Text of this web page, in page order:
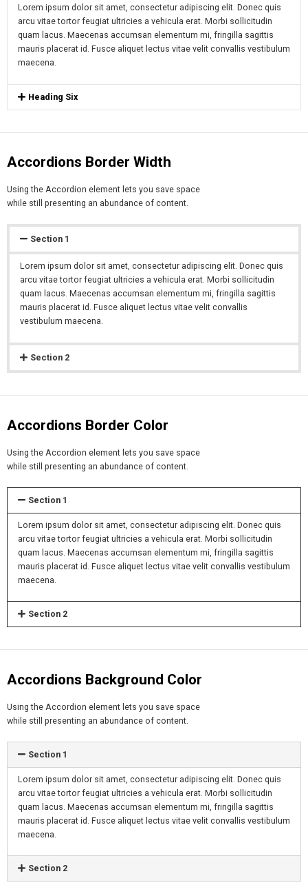
Lorem ipsum dolor sit amet, consectetur adipiscing elit. Donec quis
arcu vitae tortor feugiat ultricies a vehicula erat. Morbi sollicitudin
quam lacus. Maecenas accumsan elementum mi, fringilla sagittis
mauris placerat id. Fusce aliquet lectus vitae velit convallis vestibulum
maecena.
Heading Six
Accordions Border Width
Using the Accordion element lets you save space
while still presenting an abundance of content.
Section 1
Lorem ipsum dolor sit amet, consectetur adipiscing elit. Donec quis
arcu vitae tortor feugiat ultricies a vehicula erat. Morbi sollicitudin
quam lacus. Maecenas accumsan elementum mi, fringilla sagittis
mauris placerat id. Fusce aliquet lectus vitae velit convallis
vestibulum maecena.
Section 2
Accordions Border Color
Using the Accordion element lets you save space
while still presenting an abundance of content.
Section 1
Lorem ipsum dolor sit amet, consectetur adipiscing elit. Donec quis
arcu vitae tortor feugiat ultricies a vehicula erat. Morbi sollicitudin
quam lacus. Maecenas accumsan elementum mi, fringilla sagittis
mauris placerat id. Fusce aliquet lectus vitae velit convallis vestibulum
maecena.
Section 2
Accordions Background Color
Using the Accordion element lets you save space
while still presenting an abundance of content.
Section 1
Lorem ipsum dolor sit amet, consectetur adipiscing elit. Donec quis
arcu vitae tortor feugiat ultricies a vehicula erat. Morbi sollicitudin
quam lacus. Maecenas accumsan elementum mi, fringilla sagittis
mauris placerat id. Fusce aliquet lectus vitae velit convallis vestibulum
maecena.
Section 2